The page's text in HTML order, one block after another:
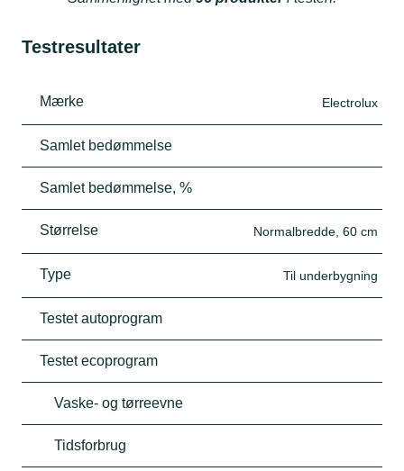
Testresultater
Mærke Electrolux
Samlet bedømmelse
Samlet bedømmelse, %
Størrelse Normalbredde, 60 cm
Type Til underbygning
Testet autoprogram
Testet ecoprogram
Vaske- og tørreevne
Tidsforbrug